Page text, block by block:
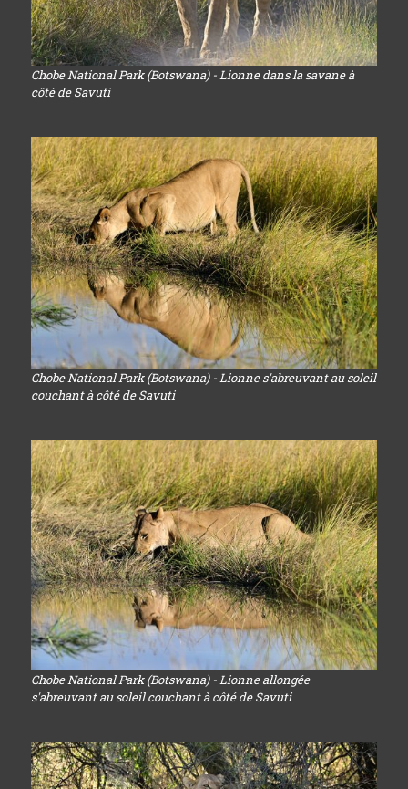
Chobe National Park (Botswana) - Lionne dans la savane à
côté de Savuti
Chobe National Park (Botswana) - Lionne s'abreuvant au soleil
couchant à côté de Savuti
Chobe National Park (Botswana) - Lionne allongée
s'abreuvant au soleil couchant à côté de Savuti